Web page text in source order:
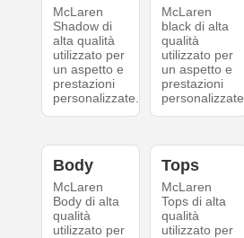
McLaren
Shadow di
alta qualità
utilizzato per
un aspetto e
prestazioni
personalizzate.
McLaren
black di alta
qualità
utilizzato per
un aspetto e
prestazioni
personalizzate.
Body
McLaren
Body di alta
qualità
utilizzato per
Tops
McLaren
Tops di alta
qualità
utilizzato per